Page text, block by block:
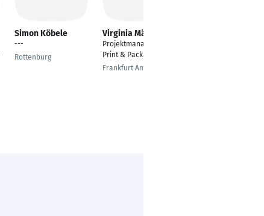
Simon Köbele
---
Rottenburg
Virginia März
Projektmanagerin
Print & Packaging
Frankfurt Am Main